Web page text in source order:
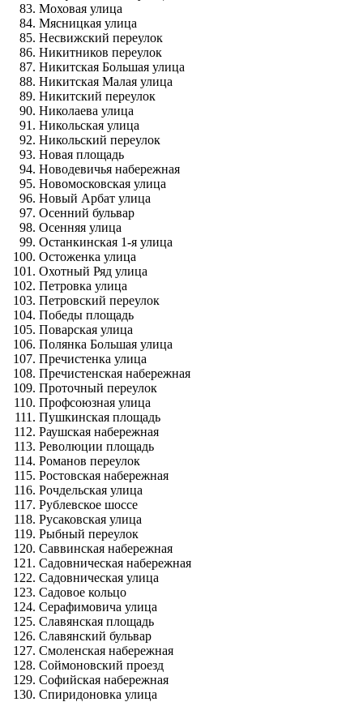
Моховая улица
Мясницкая улица
Несвижский переулок
Никитников переулок
Никитская Большая улица
Никитская Малая улица
Никитский переулок
Николаева улица
Никольская улица
Никольский переулок
Новая площадь
Новодевичья набережная
Новомосковская улица
Новый Арбат улица
Осенний бульвар
Осенняя улица
Останкинская 1-я улица
Остоженка улица
Охотный Ряд улица
Петровка улица
Петровский переулок
Победы площадь
Поварская улица
Полянка Большая улица
Пречистенка улица
Пречистенская набережная
Проточный переулок
Профсоюзная улица
Пушкинская площадь
Раушская набережная
Революции площадь
Романов переулок
Ростовская набережная
Рочдельская улица
Рублевское шоссе
Русаковская улица
Рыбный переулок
Саввинская набережная
Садовническая набережная
Садовническая улица
Садовое кольцо
Серафимовича улица
Славянская площадь
Славянский бульвар
Смоленская набережная
Соймоновский проезд
Софийская набережная
Спиридоновка улица